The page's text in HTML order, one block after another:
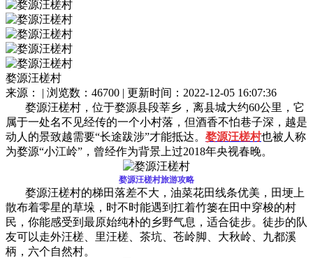
婺源汪槎村
来源： | 浏览数：46700 | 更新时间：2022-12-05 16:07:36
婺源汪槎村，位于婺源县段莘乡，离县城大约60公里，它
属于一处名不见经传的一个小村落，但酒香不怕巷子深，越是
动人的景致越需要“长途跋涉”才能抵达。 婺源汪槎村也被人称
为婺源“小江岭”，曾经作为背景上过2018年央视春晚。
婺源汪槎村旅游攻略
婺源汪槎村的梯田落差不大，油菜花田线条优美，田埂上
散布着零星的草垛，时不时能遇到扛着竹篓在田中穿梭的村
民，你能感受到最原始纯朴的乡野气息，适合徒步。徒步的队
友可以走外汪槎、里汪槎、茶坑、苍岭脚、大秋岭、九都溪
柄，六个自然村。